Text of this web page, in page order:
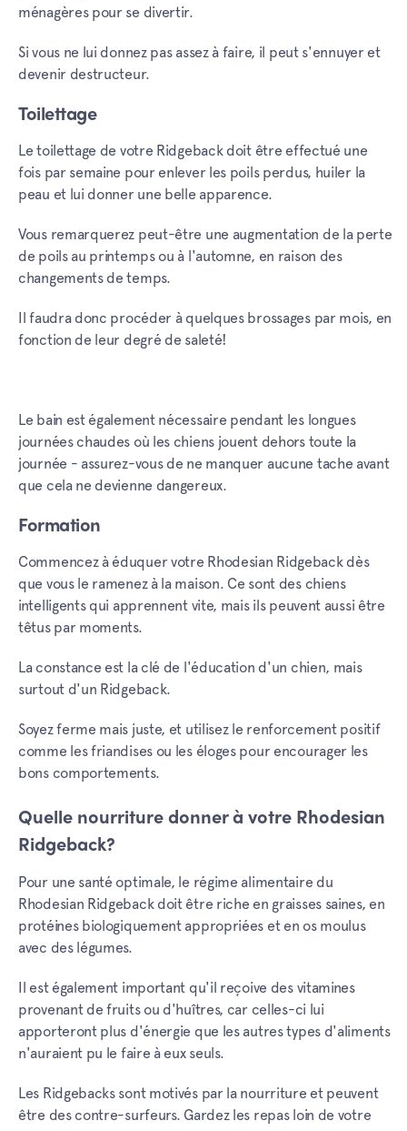
ménagères pour se divertir.
Si vous ne lui donnez pas assez à faire, il peut s'ennuyer et
devenir destructeur.
Toilettage
Le toilettage de votre Ridgeback doit être effectué une
fois par semaine pour enlever les poils perdus, huiler la
peau et lui donner une belle apparence.
Vous remarquerez peut-être une augmentation de la perte
de poils au printemps ou à l'automne, en raison des
changements de temps.
Il faudra donc procéder à quelques brossages par mois, en
fonction de leur degré de saleté!
Le bain est également nécessaire pendant les longues
journées chaudes où les chiens jouent dehors toute la
journée - assurez-vous de ne manquer aucune tache avant
que cela ne devienne dangereux.
Formation
Commencez à éduquer votre Rhodesian Ridgeback dès
que vous le ramenez à la maison. Ce sont des chiens
intelligents qui apprennent vite, mais ils peuvent aussi être
têtus par moments.
La constance est la clé de l'éducation d'un chien, mais
surtout d'un Ridgeback.
Soyez ferme mais juste, et utilisez le renforcement positif
comme les friandises ou les éloges pour encourager les
bons comportements.
Quelle nourriture donner à votre Rhodesian
Ridgeback?
Pour une santé optimale, le régime alimentaire du
Rhodesian Ridgeback doit être riche en graisses saines, en
protéines biologiquement appropriées et en os moulus
avec des légumes.
Il est également important qu'il reçoive des vitamines
provenant de fruits ou d'huîtres, car celles-ci lui
apporteront plus d'énergie que les autres types d'aliments
n'auraient pu le faire à eux seuls.
Les Ridgebacks sont motivés par la nourriture et peuvent
être des contre-surfeurs. Gardez les repas loin de votre